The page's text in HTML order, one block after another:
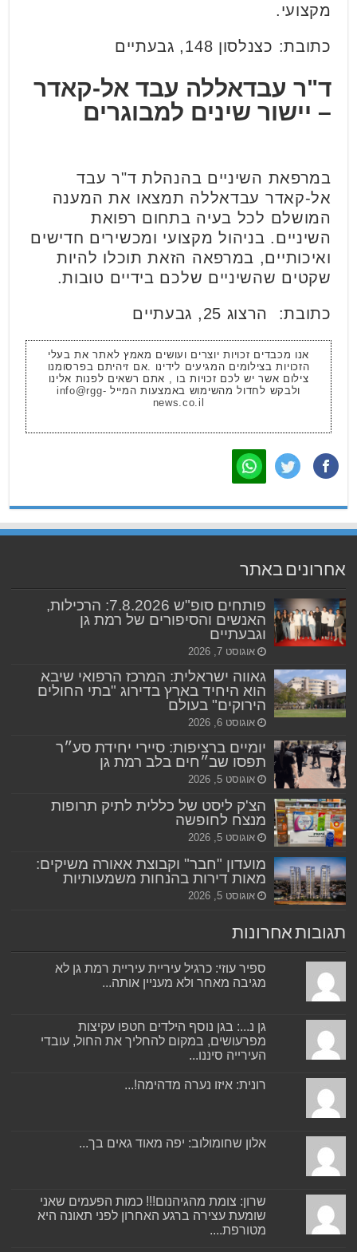
מקצועי.
כתובת: כצנלסון 148, גבעתיים
ד"ר עבדאללה עבד אל-קאדר
– יישור שינים למבוגרים
במרפאת השיניים בהנהלת ד"ר עבד
אל-קאדר עבדאללה תמצאו את המענה
המושלם לכל בעיה בתחום רפואת
השיניים. בניהול מקצועי ומכשירים חדישים
ואיכותיים, במרפאה הזאת תוכלו להיות
שקטים שהשיניים שלכם בידיים טובות.
כתובת: הרצוג 25, גבעתיים
אנו מכבדים זכויות יוצרים ועושים מאמץ לאתר את בעלי
הזכויות בצילומים המגיעים לידינו .אם זיהיתם בפרסומנו
צילום אשר יש לכם זכויות בו , אתם רשאים לפנות אלינו
ולבקש לחדול מהשימוש באמצעות המייל info@rgg-
news.co.il
אחרונים באתר
פותחים סופ"ש 7.8.2026: הרכילות,
האנשים והסיפורים של רמת גן
וגבעתיים
אוגוסט 7, 2026
גאווה ישראלית: המרכז הרפואי שיבא
הוא היחיד בארץ בדירוג "בתי החולים
הירוקים" בעולם
אוגוסט 6, 2026
יומיים ברציפות: סיירי יחידת סע״ר
תפסו שב״חים בלב רמת גן
אוגוסט 5, 2026
הצ'ק ליסט של כללית לתיק תרופות
מנצח לחופשה
אוגוסט 5, 2026
מועדון "חבר" וקבוצת אאורה משיקים:
מאות דירות בהנחות משמעותיות
אוגוסט 5, 2026
תגובות אחרונות
ספיר עוזי: כרגיל עיריית עיריית רמת גן לא
מגיבה מאחר ולא מעניין אותה...
גן נ...: בגן נוסף הילדים חטפו עקיצות
מפרעושים, במקום להחליך את החול, עובדי
העירייה סיננו...
רונית: איזו נערה מדהימה!...
אלון שחומולוב: יפה מאוד גאים בך...
שרון: צומת מהגיהנום!!! כמות הפעמים שאני
שומעת עצירה ברגע האחרון לפני תאונה היא
מטורפת....